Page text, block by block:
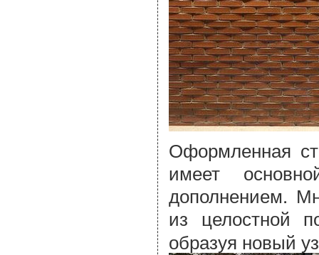
Оформленная
имеет
дополнением.
из целостной
образуя новый